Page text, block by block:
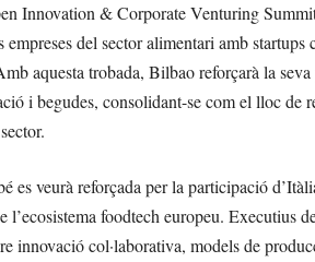
Innovation & Corporate Venturing
del sector alimentari amb startups
aquesta trobada, Bilbao reforçarà la
i begudes, consolidant-se com el lloc de
es veurà reforçada per la participació
l’ecosistema foodtech europeu.
innovació col·laborativa, models de